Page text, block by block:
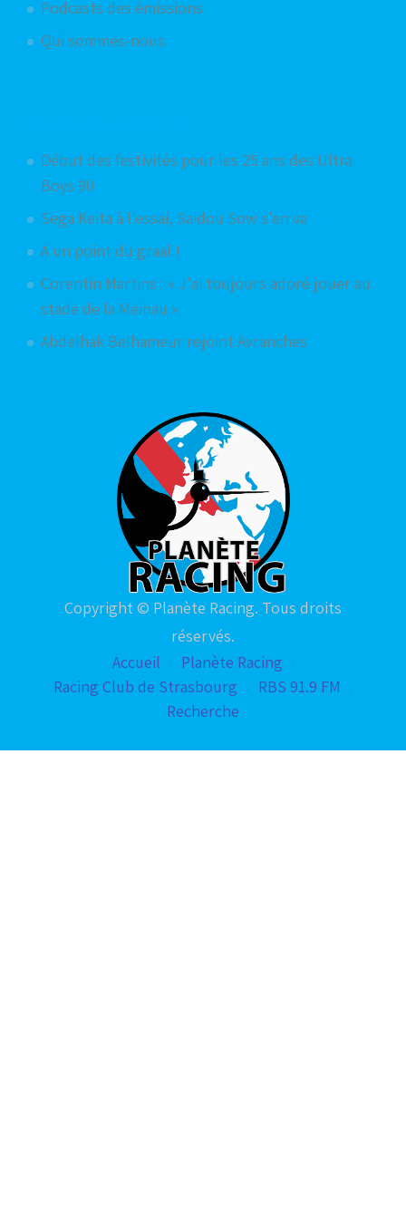
Podcasts des émissions
Qui sommes-nous
Début des festivités pour les 25 ans des Ultra
Boys 90
Sega Keita à l'essai, Saidou Sow s'en va
A un point du graal !
Corentin Martins : « J'ai toujours adoré jouer au
stade de la Meinau »
Abdelhak Belhameur rejoint Avranches
Copyright © Planète Racing. Tous droits
réservés.
Accueil
Planète Racing
Racing Club de Strasbourg
RBS 91.9 FM
Recherche